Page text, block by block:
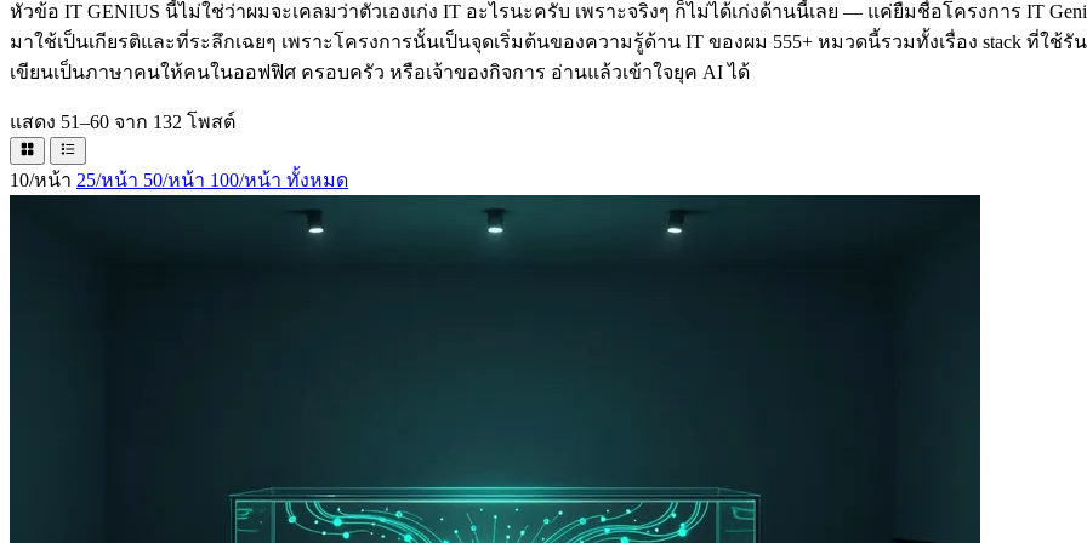
หัวข้อ IT GENIUS นี้ไม่ใช่ว่าผมจะเคลมว่าตัวเองเก่ง IT อะไรนะครับ เพราะจริงๆ ก็ไม่ได้เก่งด้านนี้เลย — แค่ยืมชื่อโครงการ IT
มาใช้เป็นเกียรติและที่ระลึกเฉยๆ เพราะโครงการนั้นเป็นจุดเริ่มต้นของความรู้ด้าน IT ของผม 555+ หมวดนี้รวมทั้งเรื่อง stack ที่ใช้รัน
เขียนเป็นภาษาคนให้คนในออฟฟิศ ครอบครัว หรือเจ้าของกิจการ อ่านแล้วเข้าใจยุค AI ได้
แสดง 51–60 จาก 132 โพสต์
10/หน้า 25/หน้า 50/หน้า 100/หน้า ทั้งหมด